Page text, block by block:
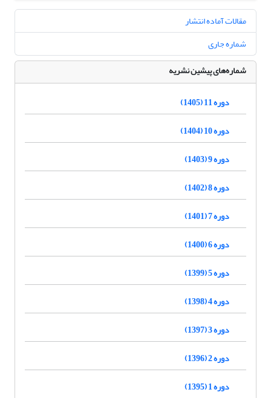
مقالات آماده انتشار
شماره جاری
شماره‌های پیشین نشریه
دوره 11 (1405)
دوره 10 (1404)
دوره 9 (1403)
دوره 8 (1402)
دوره 7 (1401)
دوره 6 (1400)
دوره 5 (1399)
دوره 4 (1398)
دوره 3 (1397)
دوره 2 (1396)
دوره 1 (1395)